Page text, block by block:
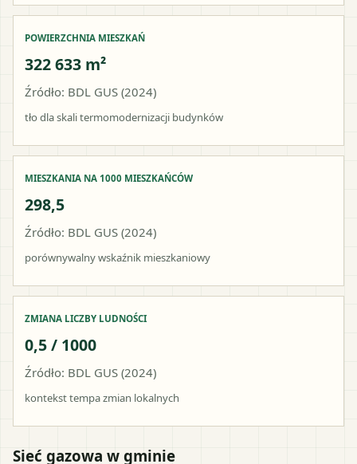
POWIERZCHNIA MIESZKAŃ
322 633 m²
Źródło: BDL GUS (2024)
tło dla skali termomodernizacji budynków
MIESZKANIA NA 1000 MIESZKAŃCÓW
298,5
Źródło: BDL GUS (2024)
porównywalny wskaźnik mieszkaniowy
ZMIANA LICZBY LUDNOŚCI
0,5 / 1000
Źródło: BDL GUS (2024)
kontekst tempa zmian lokalnych
Sieć gazowa w gminie